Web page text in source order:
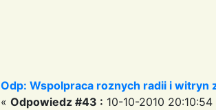
Odp: Wspolpraca roznych radii i witryn
« Odpowiedz #43 : 10-10-2010 20:10:54